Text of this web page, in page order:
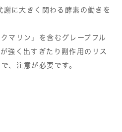
に大きく関わる酵素の働きを
マリン」を含むグレープフル
強く出すぎたり副作用のリス
、注意が必要です。